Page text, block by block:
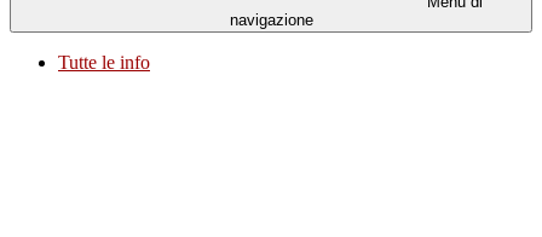
navigazione
Tutte le info